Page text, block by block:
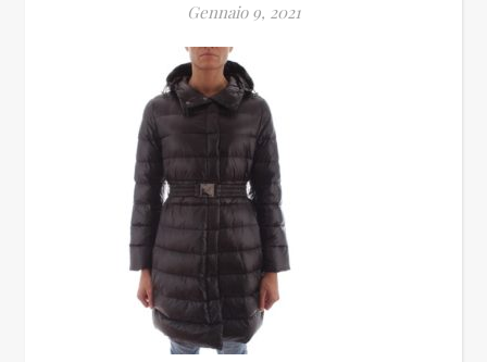
Gennaio 9, 2021